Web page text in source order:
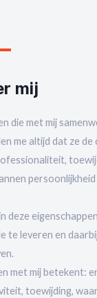
mij​
die met mij
me altijd dat ze de
deze
te leveren en
met mij betekent:
toewijding,